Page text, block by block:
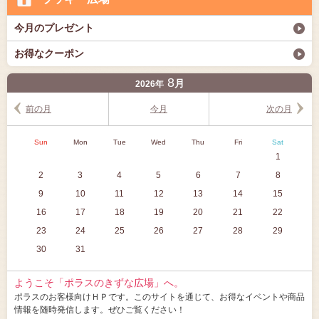
今月のプレゼント
お得なクーポン
2026年 8月
前の月 今月 次の月
Sun Mon Tue Wed Thu Fri Sat
1
2
3 4 5 6 7
8
9
10 11 12 13 14
15
16
17 18 19 20 21
22
23
24 25 26 27 28
29
30
31
ようこそ「ポラスのきずな広場」へ。
ポラスのお客様向けＨＰです。このサイトを通じて、お得なイベントや商品
情報を随時発信します。ぜひご覧ください！